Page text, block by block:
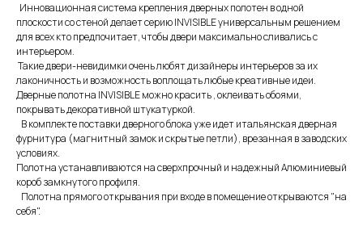
Инновационная система крепления дверных полотен в одной
плоскости со стеной делает серию INVISIBLE универсальным решением
для всех кто предпочитает, чтобы двери максимально сливались с
интерьером.
Такие двери-невидимки очень любят дизайнеры интерьеров за их
лаконичность и возможность воплощать любые креативные идеи.
Дверные полотна INVISIBLE можно красить , оклеивать обоями,
покрывать декоративной штукатуркой.
В комплекте поставки дверного блока уже идет итальянская дверная
фурнитура (магнитный замок и скрытые петли), врезанная в заводских
условиях.
Полотна устанавливаются на сверхпрочный и надежный Алюминиевый
короб замкнутого профиля.
Полотна прямого открывания при входе в помещение открываются "на
себя".